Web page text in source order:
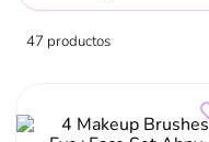
47 productos